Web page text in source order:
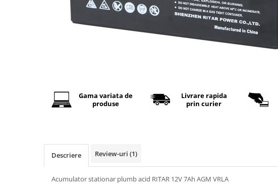
LAMPI GERMICIDALE UV-C
TUBURI NEON
Tuburi Fluorescente
Gama variata de
produse
Livrare rapida
prin curier
Descriere Review-uri (1)
Acumulator stationar plumb acid RITAR 12V 7Ah AGM VRLA